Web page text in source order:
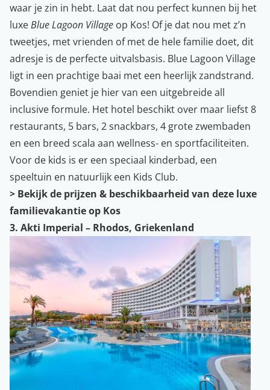
waar je zin in hebt. Laat dat nou perfect kunnen bij het
luxeBlue Lagoon Village op Kos! Of je dat nou met z’n
tweetjes, met vrienden of met de hele familie doet, dit
adresje is de perfecte uitvalsbasis. Blue Lagoon Village
ligt in een prachtige baai met een heerlijk zandstrand.
Bovendien geniet je hier van een uitgebreide all
inclusive formule. Het hotel beschikt over maar liefst 8
restaurants, 5 bars, 2 snackbars, 4 grote zwembaden
en een breed scala aan wellness- en sportfaciliteiten.
Voor de kids is er een speciaal kinderbad, een
speeltuin en natuurlijk een Kids Club.
> Bekijk de prijzen & beschikbaarheid van deze luxe
familievakantie op Kos
3. Akti Imperial – Rhodos, Griekenland